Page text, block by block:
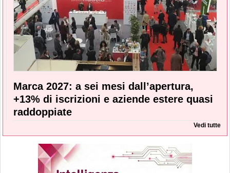
Marca 2027: a sei mesi dall’apertura,
+13% di iscrizioni e aziende estere quasi
raddoppiate
Vedi tutte